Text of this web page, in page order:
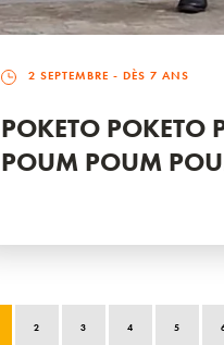
2 SEPTEMBRE - DÈS 7 ANS
POKETO POKETO
POUM POUM
2 3 4 5